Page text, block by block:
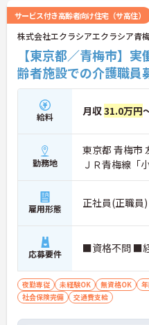
サービス付き高齢者向け住宅（サ高住）
株式会社エクラシアエクラシア青
【東京都／青梅市】
齢者施設での介護職員
給料 月収31.0万円
勤務地
東京都 青梅市
ＪＲ青梅線「
雇用形態 正社員(正職員)
応募要件 ■資格不問 ■
夜勤専従 未経験OK 無資格OK
社会保険完備
交通費支給